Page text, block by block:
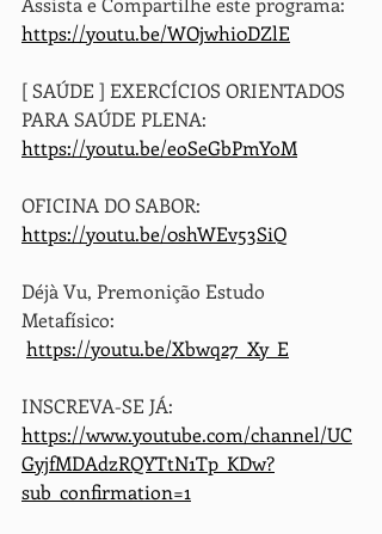
https://youtu.be/WOjwhi0DZlE
[ SAÚDE ] EXERCÍCIOS ORIENTADOS
PARA SAÚDE PLENA:
https://youtu.be/eoSeGbPmYoM
OFICINA DO SABOR:
https://youtu.be/0shWEv53SiQ
Déjà Vu, Premonição Estudo
Metafísico:
https://youtu.be/Xbwq27_Xy_E
INSCREVA-SE JÁ:
https://www.youtube.com/channel/UC
GyjfMDAdzRQYTtN1Tp_KDw?
sub_confirmation=1